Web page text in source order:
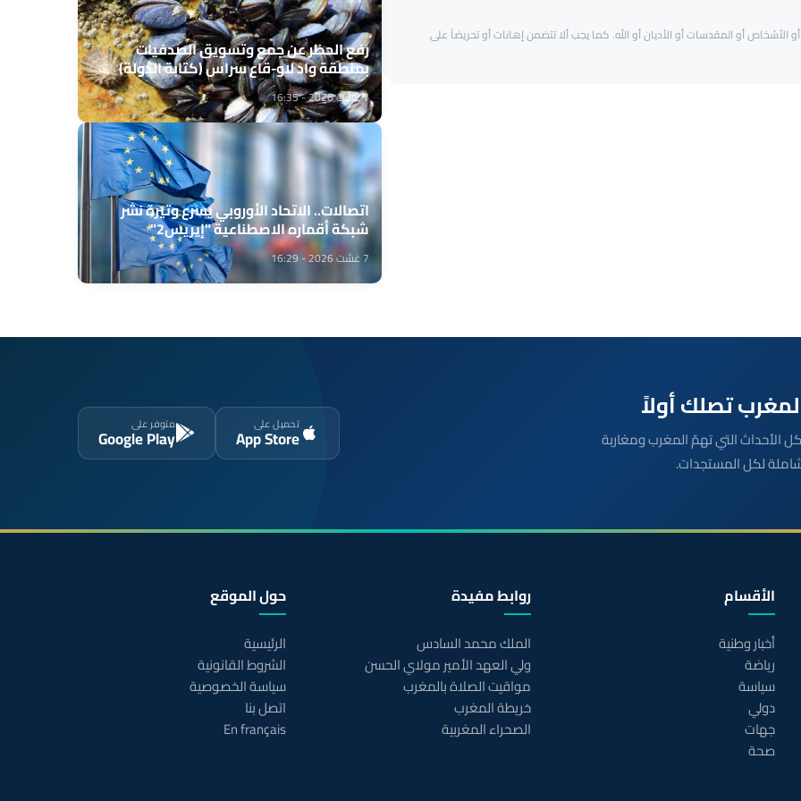
الأشخاص أو المقدسات أو الأديان أو الله. كما يجب ألا تتضمن إهانات أو تحريضاً على
رفع الحظر عن جمع وتسويق الصدفيات
بمنطقة واد لاو-قاع سراس (كتابة الدولة)
7 غشت 2026 - 16:35
اتصالات.. الاتحاد الأوروبي يسرع وتيرة نشر
شبكة أقماره الاصطناعية "إيريس2"
7 غشت 2026 - 16:29
مباشرة لكل الأحداث التي تهمّ المغرب ومغاربة
لكل المستجدات.
تحميل على
App Store
متوفر على
Google Play
الأقسام
أخبار وطنية
رياضة
سياسة
دولي
جهات
صحة
روابط مفيدة
الملك محمد السادس
ولي العهد الأمير مولاي الحسن
مواقيت الصلاة بالمغرب
خريطة المغرب
الصحراء المغربية
حول الموقع
الرئيسية
الشروط القانونية
سياسة الخصوصية
اتصل بنا
En français